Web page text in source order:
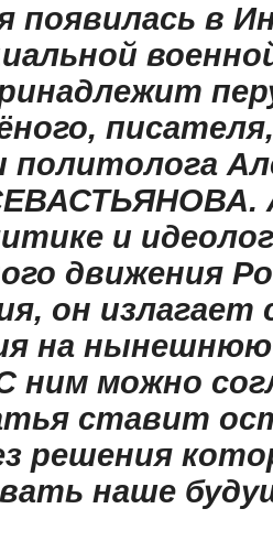
в
политолога
и идеолог
движения
он излагает
на
ним можно
ставит
решения
наше